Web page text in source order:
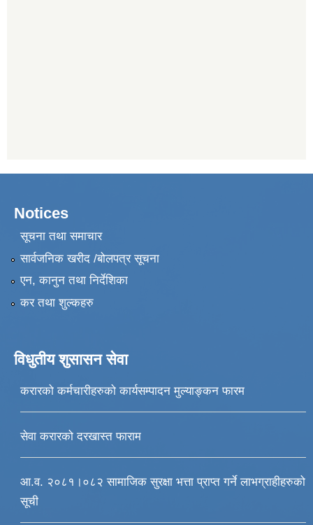
Notices
सूचना तथा समाचार
सार्वजनिक खरीद /बोलपत्र सूचना
एन, कानुन तथा निर्देशिका
कर तथा शुल्कहरु
विधुतीय शुसासन सेवा
करारको कर्मचारीहरुको कार्यसम्पादन मुल्याङ्कन फारम
सेवा करारको दरखास्त फाराम
आ.व. २०८१।०८२ सामाजिक सुरक्षा भत्ता प्राप्त गर्ने लाभग्राहीहरुको
सूची